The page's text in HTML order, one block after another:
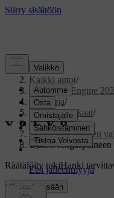
Tuki/
Kaikki autot/
V60 Twin Engine
Ohjekirja/
Pyörät ja renkaat/
Rengaspaine/
Rengaspaineiden
Uuden
Räätälöity tukiHanki
Kirjaudu sisään